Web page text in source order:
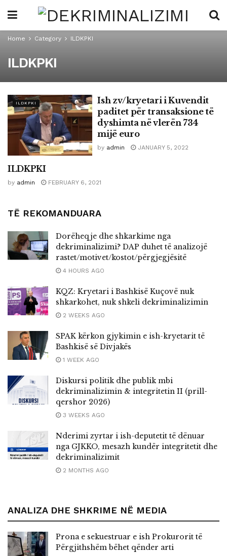
Home Category ILDKPKI
ILDKPKI
ILDKPKI
Ish zv/kryetari i Kuvendit
paditet për transaksione të
dyshimta në vlerën 734
mijë euro
by admin JANUARY 5, 2022
ILDKPKI
ILDKPKI
by admin FEBRUARY 6, 2021
TË REKOMANDUARA
Dorëheqje dhe shkarkime nga
dekriminalizimi? DAP duhet të analizojë
rastet/motivet/kostot/përgjegjësitë
4 HOURS AGO
KQZ: Kryetari i Bashkisë Kuçovë nuk
shkarkohet, nuk shkeli dekriminalizimin
2 WEEKS AGO
SPAK kërkon gjykimin e ish-kryetarit të
Bashkisë së Divjakës
1 WEEK AGO
Diskursi politik dhe publik mbi
dekriminalizimin & integritetin II (prill-
qershor 2026)
3 WEEKS AGO
Nderimi zyrtar i ish-deputetit të dënuar
nga GJKKO, mesazh kundër integritetit dhe
dekriminalizimit
2 MONTHS AGO
ANALIZA DHE SHKRIME NË MEDIA
Prona e sekuestruar e ish Prokurorit të
Përgjithshëm bëhet qënder arti